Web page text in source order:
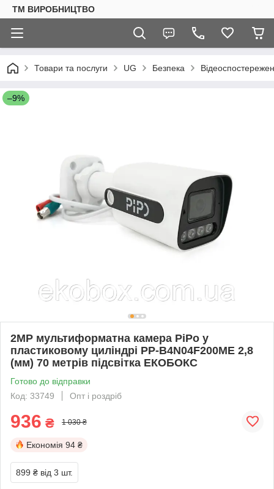
ТМ ВИРОБНИЦТВО
Товари та послуги UG Безпека
–9%
2MP мультиформатна камера PiPo у
пластиковому циліндрі PP-B4N04F200ME 2,8
(мм) 70 метрів підсвітка ЕКОБОКС
Готово до відправки
Код: 33749
Опт і роздріб
936 ₴ 1 030 ₴
Економія 94 ₴
899 ₴ від 3 шт.